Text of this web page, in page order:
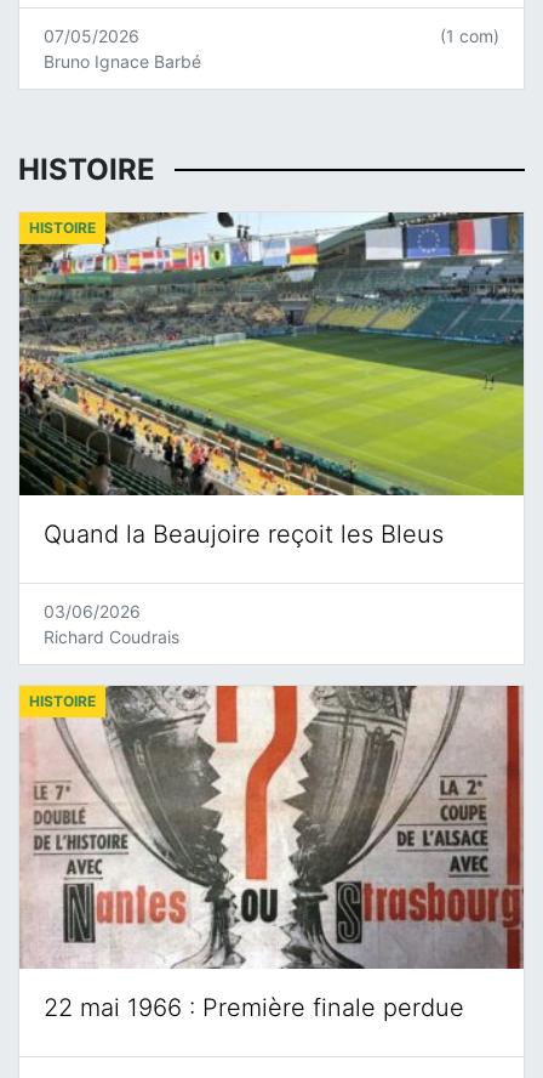
07/05/2026
Bruno Ignace Barbé
(1 com)
HISTOIRE
Quand la Beaujoire reçoit les Bleus
HISTOIRE
03/06/2026
Richard Coudrais
22 mai 1966 : Première finale perdue
HISTOIRE